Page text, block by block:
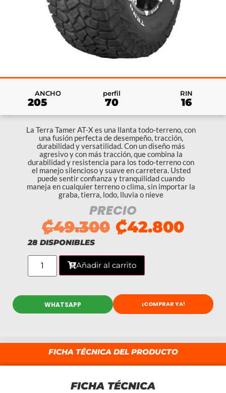
ANCHO
205
perfil
70
RIN
16
La Terra Tamer AT-X es una llanta todo-terreno, con
una fusión perfecta de desempeño, tracción,
durabilidad y versatilidad. Con un diseño más
agresivo y con más tracción, que combina la
durabilidad y resistencia para los todo-terreno con
el manejo silencioso y suave en carretera. Usted
puede sentir confianza y tranquilidad cuando
maneja en cualquier terreno o clima, sin importar la
graba, tierra, lodo, lluvia o nieve
PRECIO
₡49.300 ₡42.800
28 DISPONIBLES
Añadir al carrito
WHATSAPP ¡COMPRAR YA!
FICHA TÉCNICA DEL PRODUCTO
FICHA TÉCNICA